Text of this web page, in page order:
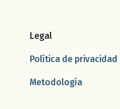
Legal
Política de privacidad
Metodología